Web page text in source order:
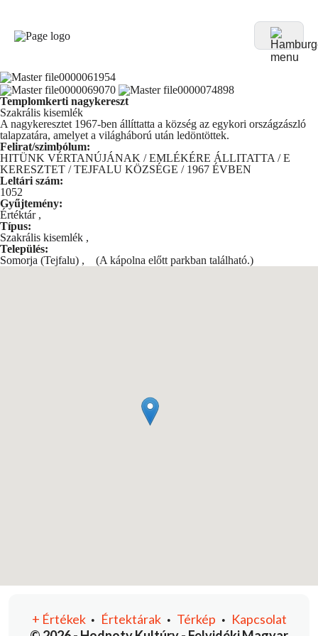
Templomkerti nagykereszt
Szakrális kisemlék
A nagykeresztet 1967-ben állíttatta a község az egykori országzászló
talapzatára, amelyet a világháború után ledöntöttek.
Felirat/szimbólum:
HITÜNK VÉRTANÚJÁNAK / EMLÉKÉRE ÁLLITATTA / E
KERESZTET / TEJFALU KÖZSÉGE / 1967 ÉVBEN
Leltári szám:
1052
Gyűjtemény:
Értéktár ,
Típus:
Szakrális kisemlék ,
Település:
Somorja (Tejfalu) , (A kápolna előtt parkban található.)
+ Értékek • Értektárak• Térkép • Kapcsolat